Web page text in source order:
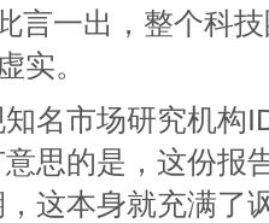
言一出，整个科
实。
名市场研究机构
思的是，这份报
，这本身就充满